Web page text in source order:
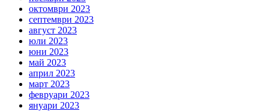
октомври 2023
септември 2023
август 2023
юли 2023
юни 2023
май 2023
април 2023
март 2023
февруари 2023
януари 2023